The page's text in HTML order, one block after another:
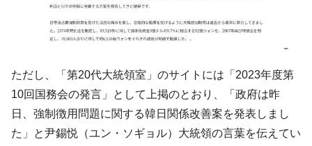
『Money1』
【対日本円】ウォン安が急進！ 日米の協調
に韓国がいっちょがみしたのでは。
韓国政府『BYD』車への補助金を全廃 ⇒ 実
1.9倍！
『Money1』
在韓米国大使スティールが着韓！⇒ さっそ
く空港に詰めかけ「出て行け！」「極右勢力」のプラカー
ドを掲げる「在韓反米勢力」
ただし、「第20代大統領室」のサイトには「2023年度第
10回国務会の発言」として上掲のとおり、「政府は昨
日、強制徴用問題に関する韓日関係改善案を発表しまし
た」と尹錫悦（ユン・ソギョル）大統領の言葉を伝えてい